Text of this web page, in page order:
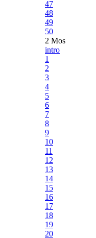
47
48
49
50
2 Mos
intro
1
2
3
4
5
6
7
8
9
10
11
12
13
14
15
16
17
18
19
20